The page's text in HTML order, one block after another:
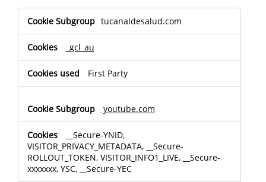
Targeting
Cookies
tucanaldesalud.com
_gcl_au
First Party
youtube.com
__Secure-YNID,
VISITOR_PRIVACY_METADATA, __Secure-
ROLLOUT_TOKEN, VISITOR_INFO1_LIVE, __Secure-
xxxxxxx, YSC, __Secure-YEC